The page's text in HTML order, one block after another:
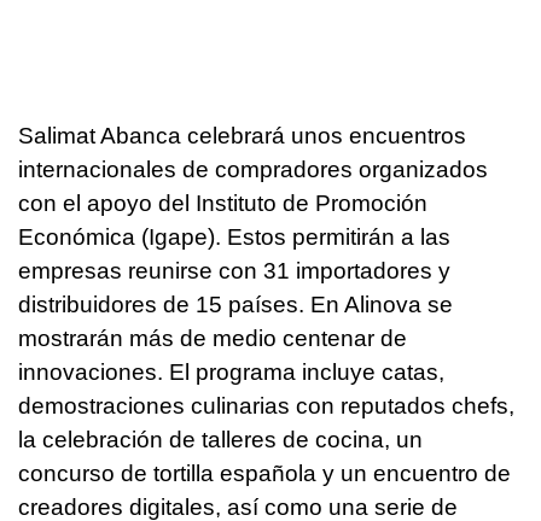
Salimat Abanca celebrará unos encuentros
internacionales de compradores organizados
con el apoyo del Instituto de Promoción
Económica (Igape). Estos permitirán a las
empresas reunirse con 31 importadores y
distribuidores de 15 países. En Alinova se
mostrarán más de medio centenar de
innovaciones. El programa incluye catas,
demostraciones culinarias con reputados chefs,
la celebración de talleres de cocina, un
concurso de tortilla española y un encuentro de
creadores digitales, así como una serie de